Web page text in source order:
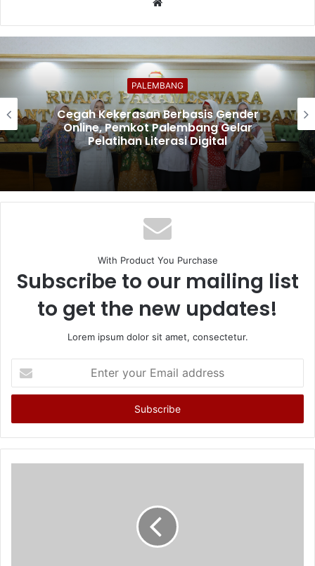
PALEMBANG
Cegah Kekerasan Berbasis Gender
Online, Pemkot Palembang Gelar
Pelatihan Literasi Digital
With Product You Purchase
Subscribe to our mailing list
to get the new updates!
Lorem ipsum dolor sit amet, consectetur.
your
Email